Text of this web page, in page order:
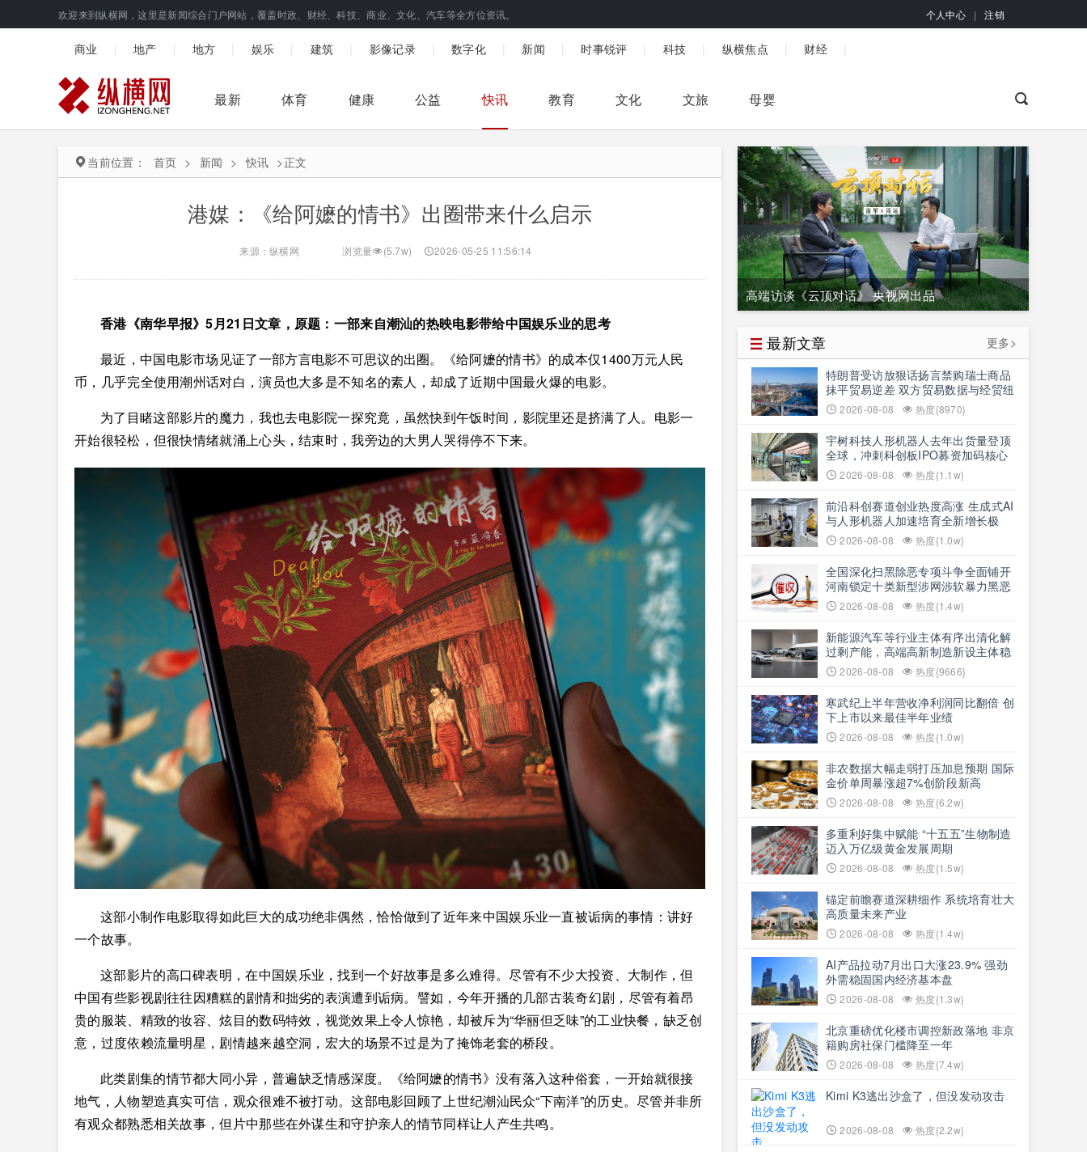
欢迎来到纵横网，这里是新闻综合门户网站，覆盖时政、财经、科技、商业、文化、汽车等全方位资讯。 个人中心 | 注销
商业 地产 地方 娱乐 建筑 影像记录 数字化 新闻 时事锐评 科技 纵横焦点 财经
最新 体育 健康 公益 快讯 教育 文化 文旅 母婴
当前位置： 首页 > 新闻 > 快讯 >正文
港媒：《给阿嬷的情书》出圈带来什么启示
来源：纵横网 浏览量 (5.7w) 2026-05-25 11:56:14
香港《南华早报》5月21日文章，原题：一部来自潮汕的热映电影带给中国娱乐业的思考
最近，中国电影市场见证了一部方言电影不可思议的出圈。《给阿嬷的情书》的成本仅1400万元人民
币，几乎完全使用潮州话对白，演员也大多是不知名的素人，却成了近期中国最火爆的电影。
为了目睹这部影片的魔力，我也去电影院一探究竟，虽然快到午饭时间，影院里还是挤满了人。电影一
开始很轻松，但很快情绪就涌上心头，结束时，我旁边的大男人哭得停不下来。
这部小制作电影取得如此巨大的成功绝非偶然，恰恰做到了近年来中国娱乐业一直被诟病的事情：讲好
一个故事。
这部影片的高口碑表明，在中国娱乐业，找到一个好故事是多么难得。尽管有不少大投资、大制作，但
中国有些影视剧往往因糟糕的剧情和拙劣的表演遭到诟病。譬如，今年开播的几部古装奇幻剧，尽管有着昂
贵的服装、精致的妆容、炫目的数码特效，视觉效果上令人惊艳，却被斥为“华丽但乏味”的工业快餐，缺乏创
意，过度依赖流量明星，剧情越来越空洞，宏大的场景不过是为了掩饰老套的桥段。
此类剧集的情节都大同小异，普遍缺乏情感深度。《给阿嬷的情书》没有落入这种俗套，一开始就很接
地气，人物塑造真实可信，观众很难不被打动。这部电影回顾了上世纪潮汕民众“下南洋”的历史。尽管并非所
有观众都熟悉相关故事，但片中那些在外谋生和守护亲人的情节同样让人产生共鸣。
高端访谈《云顶对话》 央视网出品
最新文章
更多>
特朗普受访放狠话扬言禁购瑞士商品
抹平贸易逆差 双方贸易数据与经贸纽
带实际情况反差明显
2026-08-08 热度{8970}
宇树科技人形机器人去年出货量登顶
全球，冲刺科创板IPO募资加码核心
技术研发
2026-08-08 热度{1.1w}
前沿科创赛道创业热度高涨 生成式AI
与人形机器人加速培育全新增长极
2026-08-08 热度{1.0w}
全国深化扫黑除恶专项斗争全面铺开
河南锁定十类新型涉网涉软暴力黑恶
犯罪精准严打
2026-08-08 热度{1.4w}
新能源汽车等行业主体有序出清化解
过剩产能，高端高新制造新设主体稳
步扩容
2026-08-08 热度{9666}
寒武纪上半年营收净利润同比翻倍 创
下上市以来最佳半年业绩
2026-08-08 热度{1.0w}
非农数据大幅走弱打压加息预期 国际
金价单周暴涨超7%创阶段新高
2026-08-08 热度{6.2w}
多重利好集中赋能 “十五五”生物制造
迈入万亿级黄金发展周期
2026-08-08 热度{1.5w}
锚定前瞻赛道深耕细作 系统培育壮大
高质量未来产业
2026-08-08 热度{1.4w}
AI产品拉动7月出口大涨23.9% 强劲
外需稳固国内经济基本盘
2026-08-08 热度{1.3w}
北京重磅优化楼市调控新政落地 非京
籍购房社保门槛降至一年
2026-08-08 热度{7.4w}
Kimi K3逃出沙盒了，但没发动攻击
2026-08-08 热度{2.2w}